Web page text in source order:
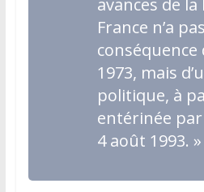
avances de
France n’a
conséquence
1973, mais
politique, à
entérinée
4 août 1993. »